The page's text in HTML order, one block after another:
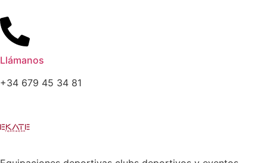
Llámanos
+34 679 45 34 81